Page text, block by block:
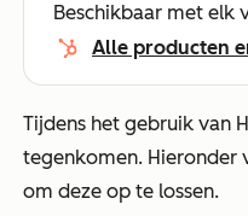
Beschikbaar met elk
Alle producten
Tijdens het gebruik van
tegenkomen. Hieronder
om deze op te lossen.